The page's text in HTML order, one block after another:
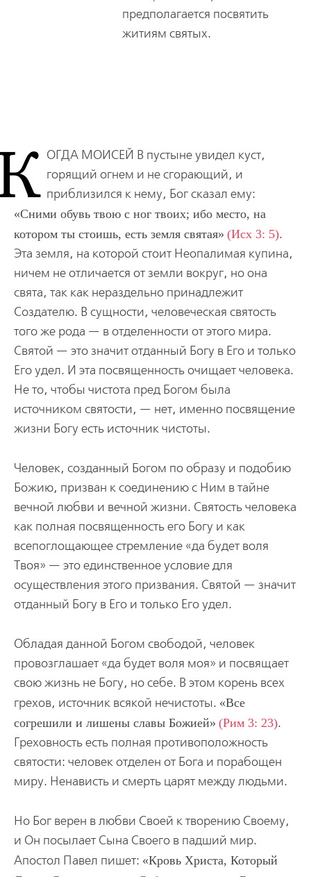
предполагается посвятить
житиям святых.
ОГДА МОИСЕЙ Впустыне увидел куст,
горящий огнем и не сгорающий, и
приблизился к нему, Бог сказал ему:
Сними обувь твою с ног твоих; ибо место, на
котором ты стоишь, есть земля святая
(Исх 3: 5).
Эта земля, на которой стоит Неопалимая купина,
ничем не отличается от земли вокруг, но она
свята, так как нераздельно принадлежит
Создателю. В сущности, человеческая святость
того же рода — в отделенности от этого мира.
Святой — это значит отданный Богу в Его и только
Его удел. И эта посвященность очищает человека.
Не то, чтобы чистота пред Богом была
источником святости, — нет, именно посвящение
жизни Богу есть источник чистоты.
Человек, созданный Богом по образу и подобию
Божию, призван к соединению с Ним в тайне
вечной любви и вечной жизни. Святость человека
как полная посвященность его Богу и как
всепоглощающее стремление «да будет воля
Твоя» — это единственное условие для
осуществления этого призвания. Святой — значит
отданный Богу в Его и только Его удел.
Обладая данной Богом свободой, человек
провозглашает «да будет воля моя» и посвящает
свою жизнь не Богу, но себе. В этом корень всех
грехов, источник всякой нечистоты.
Все
согрешили и лишены славы Божией
(Рим 3: 23).
Греховность есть полная противоположность
святости: человек отделен от Бога и порабощен
миру. Ненависть и смерть царят между людьми.
Но Бог верен в любви Своей к творению Своему,
и Он посылает Сына Своего в падший мир.
Апостол Павел пишет:
Кровь Христа, Который